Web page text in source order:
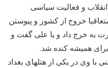
و فعالیت سیاسی
خروج از کشور و پیوستن
به خرج داد و یا علی گفت و
همیشه کنده شد.
با وی در یکی از هتلهای بغداد